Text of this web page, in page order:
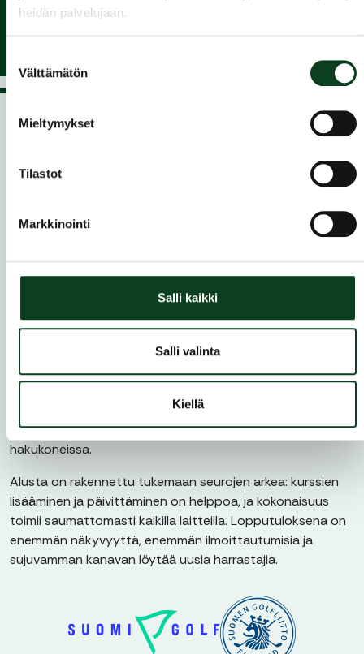
heidän palvelujaan.
valinta
Välttämätön
Mieltymykset
Tilastot
Markkinointi
Salli kaikki
Salli valinta
Kiellä
kurssit.golf.fi
kokoaa yhteen Suomen golfseurojen alkeis-
sijainnin, ajankohdan ja tason mukaan – yhdestä paikasta.
card, golfin “ajokortti”, joka varmistaa turvallisen ja sujuvan
kentälle ja jatkamaan harrastusta omassa tahdissasi.
kurssit.golf.fion Golfliiton ylläpitämä kurssialusta, joka
kurssitarjonnan pariin. Jokaisella seuralla ja kurssilla on
oma sivu, pysyvä osoite ja erinomainen löydettävyys
hakukoneissa.
Alusta on rakennettu tukemaan seurojen arkea: kurssien
lisääminen ja päivittäminen on helppoa, ja kokonaisuus
toimii saumattomasti kaikilla laitteilla. Lopputuloksena on
enemmän näkyvyyttä, enemmän ilmoittautumisia ja
sujuvamman kanavan löytää uusia harrastajia.